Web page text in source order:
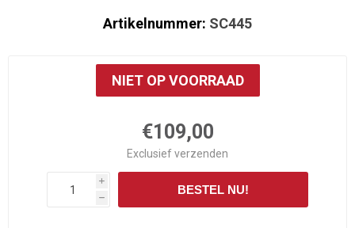
Artikelnummer: SC445
NIET OP VOORRAAD
€109,00
Exclusiefverzenden
i
h
BESTEL NU!